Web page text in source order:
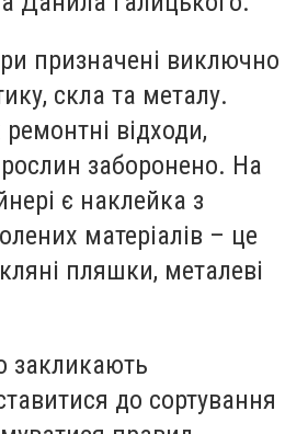
призначені виключно
скла та металу.
відходи,
заборонено. На
є наклейка з
матеріалів – це
пляшки, металеві
закликають
до сортування